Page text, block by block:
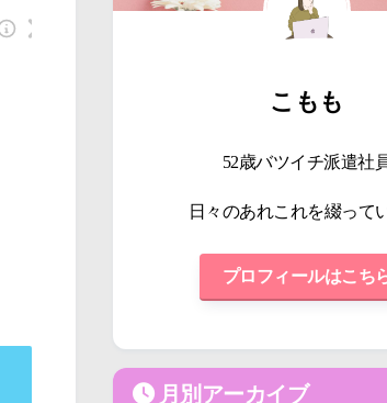
こもも
52歳バツイチ派遣社
日々のあれこれを綴って
プロフィールはこち
月別アーカイブ